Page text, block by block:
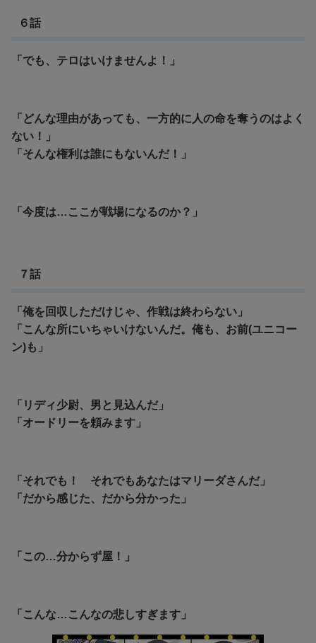
６話
「でも、テロはいけませんよ！」
「どんな理由があっても、一方的に人の命を奪うのはよく
ない！」
「そんな権利は誰にもないんだ！」
「今度は…ここが戦場になるのか？」
７話
「俺を回収しただけじゃ、作戦は終わらない」
「こんな所にいちゃいけないんだ。俺も、お前(ユニコー
ン)も」
「リディ少尉、男と見込んだ」
「オードリーを頼みます」
「それでも！ それでもあなたはマリーダさんだ」
「だから感じた、だから分かった」
「この…分からず屋！」
「こんな…こんなの悲しすぎます」